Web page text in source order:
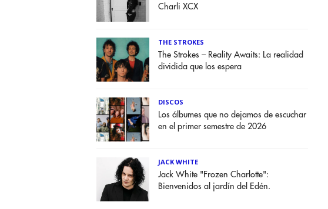
Charli XCX
THE STROKES
The Strokes – Reality Awaits: La realidad
dividida que los espera
DISCOS
Los álbumes que no dejamos de escuchar
en el primer semestre de 2026
JACK WHITE
Jack White "Frozen Charlotte":
Bienvenidos al jardín del Edén.